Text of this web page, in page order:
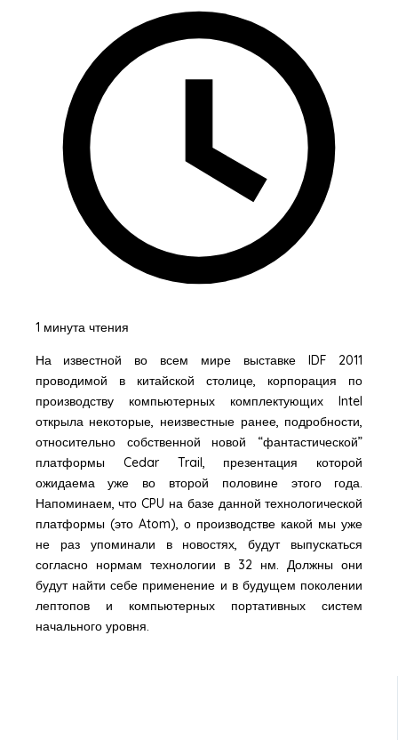
1 минута чтения
На известной во всем мире выставке IDF 2011
проводимой в китайской столице, корпорация по
производству компьютерных комплектующих Intel
открыла некоторые, неизвестные ранее, подробности,
относительно собственной новой “фантастической”
платформы Cedar Trail, презентация которой
ожидаема уже во второй половине этого года.
Напоминаем, что CPU на базе данной технологической
платформы (это Atom), о производстве какой мы уже
не раз упоминали в новостях, будут выпускаться
согласно нормам технологии в 32 нм. Должны они
будут найти себе применение и в будущем поколении
лептопов и компьютерных портативных систем
начального уровня.